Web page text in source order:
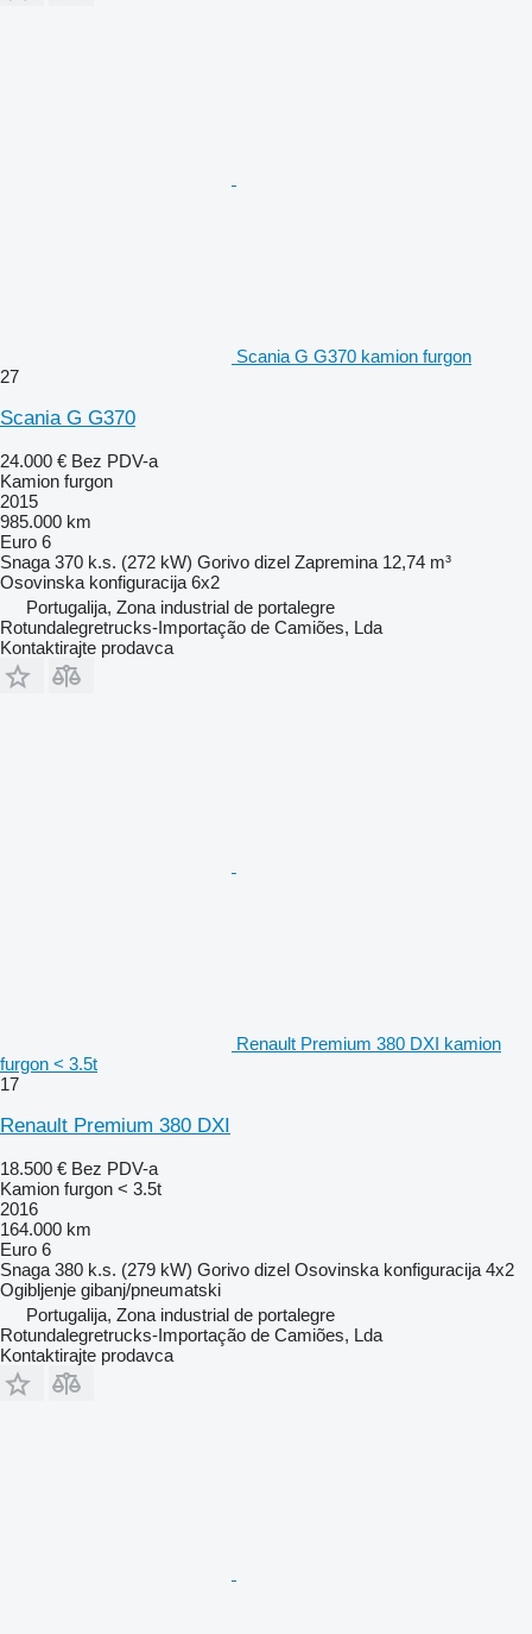
Scania G G370 kamion furgon
27
Scania G G370
24.000 € Bez PDV-a
Kamion furgon
2015
985.000 km
Euro 6
Snaga 370 k.s. (272 kW) Gorivo dizel Zapremina 12,74 m³
Osovinska konfiguracija 6x2
Portugalija, Zona industrial de portalegre
Rotundalegretrucks-Importação de Camiões, Lda
Kontaktirajte prodavca
Renault Premium 380 DXI kamion
furgon < 3.5t
17
Renault Premium 380 DXI
18.500 € Bez PDV-a
Kamion furgon < 3.5t
2016
164.000 km
Euro 6
Snaga 380 k.s. (279 kW) Gorivo dizel Osovinska konfiguracija 4x2
Ogibljenje gibanj/pneumatski
Portugalija, Zona industrial de portalegre
Rotundalegretrucks-Importação de Camiões, Lda
Kontaktirajte prodavca